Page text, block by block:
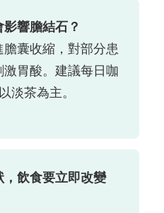
響膽結石？
囊收縮，對部分患
胃酸。建議每日咖
淡茶為主。
，飲食要立即改變